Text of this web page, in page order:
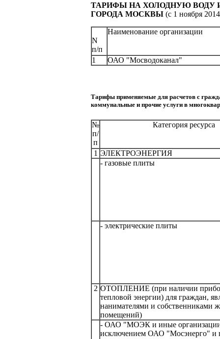
ТАРИФЫ НА ХОЛОДНУЮ ВОДУ
ГОРОДА МОСКВЫ (с 1 ноября
N
п/п
Наименование
1 ОАО "Мосводоканал"
Тарифы применяемые для расчетов с
коммунальные и прочие услуги в
№
п/
п
Категория ресурса
1 ЭЛЕКТРОЭНЕРГИЯ
- газовые плиты
- электрические плиты
2 ОТОПЛЕНИЕ (при наличии
тепловой энергии) для граждан,
нанимателями и собственниками
помещений)
- ОАО "МОЭК и иные
исключением ОАО "Мосэнерго" и